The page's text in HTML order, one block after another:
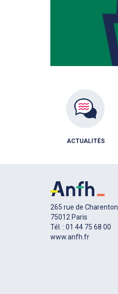
ACTUALITÉS
265 rue de Charenton
75012 Paris
Tél. : 01 44 75 68 00
www.anfh.fr